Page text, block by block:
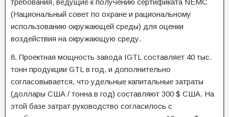
(Национальный совет по охране и рациональному
использованию окружающей среды) для оценки
воздействия на окружающую среду.
8. Проектная мощность завода IGTL составляет 40 тыс.
тонн продукции GTL в год, и дополнительно
согласовывается, что удельные капитальные затраты
(доллары США / тонна в год) составляют 300 $ США. На
этой базе затрат руководство согласилось с